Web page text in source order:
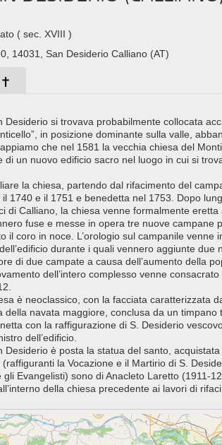
( sec. XVIII )
14031, San Desiderio Calliano (AT)
Desiderio si trovava probabilmente collocata
in posizione dominante sulla valle,
che nel 1581 la vecchia chiesa del
di un nuovo edificio sacro nel luogo in cui si
la chiesa, partendo dal rifacimento del
1740 e il 1751 e benedetta nel 1753. Dopo
di Calliano, la chiesa venne formalmente
fuse e messe in opera tre nuove campane
il coro in noce. L’orologio sul campanile venne
durante i quali vennero aggiunte due
di due campate a causa dell’aumento della
dell’intero complesso venne
è neoclassico, con la facciata caratterizzata
della navata maggiore, conclusa da un
con la raffigurazione di S. Desiderio
dell’edificio.
Desiderio è posta la statua del santo,
la Vocazione e il Martirio di S.
Evangelisti) sono di Anacleto Laretto (1911-
della chiesa precedente ai lavori di